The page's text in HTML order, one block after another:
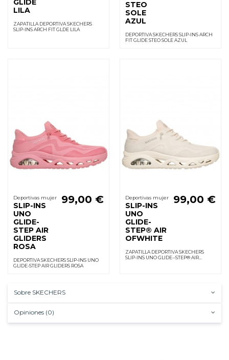
GLIDE
LILA
ZAPATILLA DEPORTIVA SKECHERS
SLIP-INS ARCH FIT GLDE LILA
STEO
SOLE
AZUL
DEPORTIVA SKECHERS SLIP-INS ARCH
FIT GLIDE STEO SOLE AZUL
Deportivas mujer
SLIP-INS
UNO
GLIDE-
STEP AIR
GLIDERS
ROSA
99,00 €
DEPORTIVA SKECHERS SLIP-INS UNO
GLIDE-STEP AIR GLIDERS ROSA
Deportivas mujer
SLIP-INS
UNO
GLIDE-
STEP® AIR
OFWHITE
99,00 €
ZAPATILLA DEPORTIVA SKECHERS
SLIP-INS UNO GLIDE--STEP® AIR
Sobre SKECHERS
Opiniones (0)